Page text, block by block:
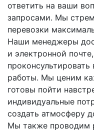
ответить на ваши
запросами. Мы
перевозки
Наши менеджеры
и электронной
работы. Мы ценим
готовы пойти
индивидуальные
создать атмосферу
Мы также проводим